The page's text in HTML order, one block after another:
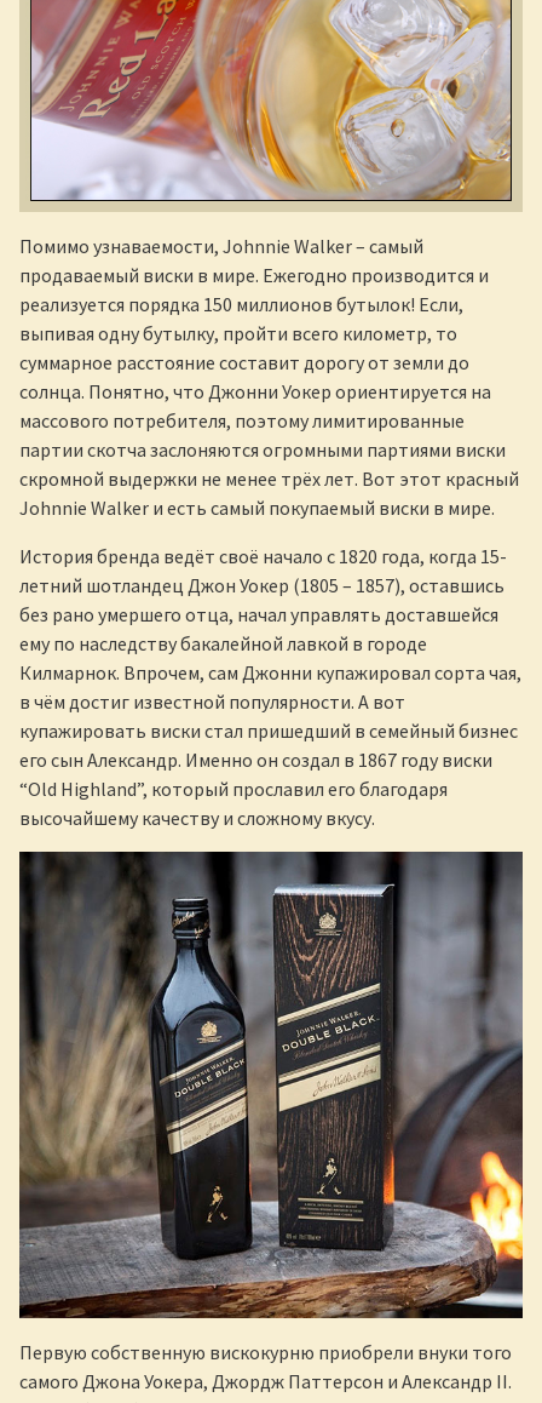
Помимо узнаваемости, Johnnie Walker – самый
продаваемый виски в мире. Ежегодно производится и
реализуется порядка 150 миллионов бутылок! Если,
выпивая одну бутылку, пройти всего километр, то
суммарное расстояние составит дорогу от земли до
солнца. Понятно, что Джонни Уокер ориентируется на
массового потребителя, поэтому лимитированные
партии скотча заслоняются огромными партиями виски
скромной выдержки не менее трёх лет. Вот этот красный
Johnnie Walker и есть самый покупаемый виски в мире.
История бренда ведёт своё начало с 1820 года, когда 15-
летний шотландец Джон Уокер (1805 – 1857), оставшись
без рано умершего отца, начал управлять доставшейся
ему по наследству бакалейной лавкой в городе
Килмарнок. Впрочем, сам Джонни купажировал сорта чая,
в чём достиг известной популярности. А вот
купажировать виски стал пришедший в семейный бизнес
его сын Александр. Именно он создал в 1867 году виски
“Old Highland”, который прославил его благодаря
высочайшему качеству и сложному вкусу.
Первую собственную вискокурню приобрели внуки того
самого Джона Уокера, Джордж Паттерсон и Александр II.